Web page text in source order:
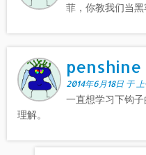
菲，你教我们当黑
penshine
2014年6月18日 于
一直想学习下钩
理解。